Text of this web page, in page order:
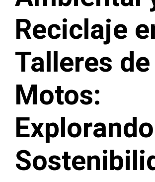
Reciclaje
Talleres de
Motos: